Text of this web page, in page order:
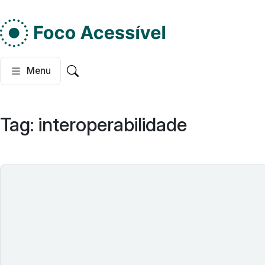
Do lado esquerdo,
Menu
Pesquisar no site
Tag: interoperabilidade